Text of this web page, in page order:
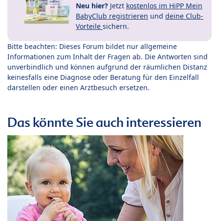
Neu hier? Jetzt kostenlos im HiPP Mein
BabyClub registrieren und deine Club-
Vorteile sichern.
Bitte beachten: Dieses Forum bildet nur allgemeine
Informationen zum Inhalt der Fragen ab. Die Antworten sind
unverbindlich und können aufgrund der räumlichen Distanz
keinesfalls eine Diagnose oder Beratung für den Einzelfall
darstellen oder einen Arztbesuch ersetzen.
Das könnte Sie auch interessieren